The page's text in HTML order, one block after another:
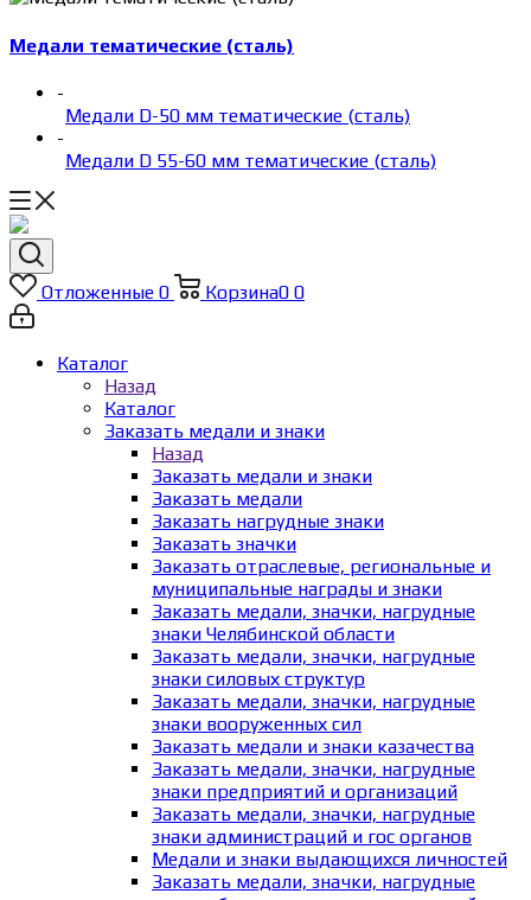
Медали тематические (сталь)
-
Медали D-50 мм тематические (сталь)
-
Медали D 55-60 мм тематические (сталь)
Отложенные 0 Корзина0 0
Каталог
Назад
Каталог
Заказать медали и знаки
Назад
Заказать медали и знаки
Заказать медали
Заказать нагрудные знаки
Заказать значки
Заказать отраслевые, региональные и
муниципальные награды и знаки
Заказать медали, значки, нагрудные
знаки Челябинской области
Заказать медали, значки, нагрудные
знаки силовых структур
Заказать медали, значки, нагрудные
знаки вооруженных сил
Заказать медали и знаки казачества
Заказать медали, значки, нагрудные
знаки предприятий и организаций
Заказать медали, значки, нагрудные
знаки администраций и гос органов
Медали и знаки выдающихся личностей
Заказать медали, значки, нагрудные